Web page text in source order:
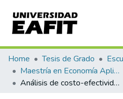
Communities & Collections
All of DSpace
Home Tesis de Grado
Maestría en Economía Aplicada (tesis)
Análisis de costo-efectividad de la Termoterapia, en comparación con el Glucantime, para el tratamiento de pacientes con Leishmaniasis cutánea en Colombia 2015